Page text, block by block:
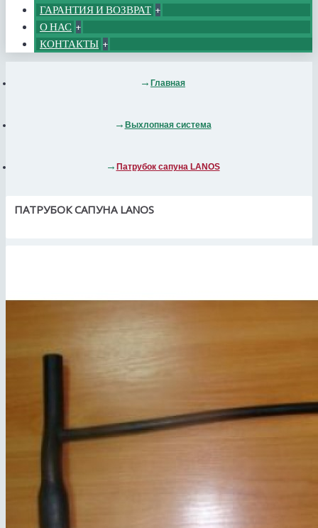
ГАРАНТИЯ И ВОЗВРАТ +
О НАС +
КОНТАКТЫ +
Главная
Выхлопная система
Патрубок cапуна LANOS
ПАТРУБОК CАПУНА LANOS